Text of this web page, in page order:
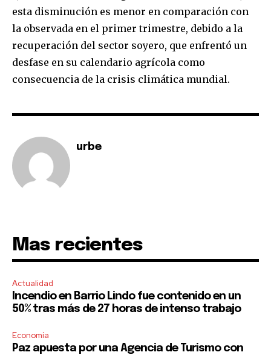
esta disminución es menor en comparación con
la observada en el primer trimestre, debido a la
recuperación del sector soyero, que enfrentó un
desfase en su calendario agrícola como
consecuencia de la crisis climática mundial.
urbe
Mas recientes
Actualidad
Incendio en Barrio Lindo fue contenido en un
50% tras más de 27 horas de intenso trabajo
Economía
Paz apuesta por una Agencia de Turismo con